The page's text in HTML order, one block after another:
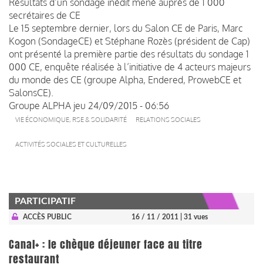
secrétaires de CE
Le 15 septembre dernier, lors du Salon CE de Paris, Marc
Kogon (SondageCE) et Stéphane Rozès (président de Cap)
ont présenté la première partie des résultats du sondage 1
000 CE, enquête réalisée à l’initiative de 4 acteurs majeurs
du monde des CE (groupe Alpha, Endered, ProwebCE et
SalonsCE).
Groupe ALPHA jeu 24/09/2015 - 06:56
VIE ÉCONOMIQUE, RSE & SOLIDARITÉ RELATIONS SOCIALES
ACTIVITÉS SOCIALES ET CULTURELLES
PARTICIPATIF
ACCÈS PUBLIC 16 / 11 / 2011 | 31 vues
Canal+ : le chèque déjeuner face au titre
restaurant